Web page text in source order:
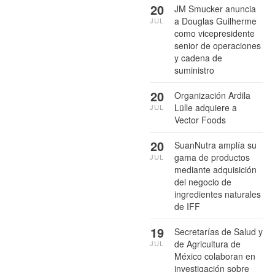
JM Smucker anuncia
a Douglas Guilherme
como vicepresidente
senior de operaciones
y cadena de
suministro
20
JUL
Organización Ardila
Lülle adquiere a
Vector Foods
20
JUL
SuanNutra amplía su
gama de productos
mediante adquisición
del negocio de
ingredientes naturales
de IFF
20
JUL
Secretarías de Salud y
de Agricultura de
México colaboran en
investigación sobre
19
JUL